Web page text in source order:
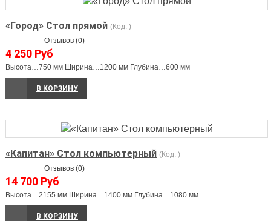
«Город» Стол прямой (Код: )
Отзывов (0)
4 250 Руб
Высота…750 мм Ширина…1200 мм Глубина…600 мм
В КОРЗИНУ
«Капитан» Стол компьютерный (Код: )
Отзывов (0)
14 700 Руб
Высота…2155 мм Ширина…1400 мм Глубина…1080 мм
В КОРЗИНУ